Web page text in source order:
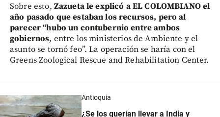
Sobre esto, Zazueta le explicó a EL COLOMBIANO el
año pasado que estaban los recursos, pero al
parecer “hubo un contubernio entre ambos
gobiernos, entre los ministerios de Ambiente y el
asunto se tornó feo”. La operación se haría con el
Greens Zoological Rescue and Rehabilitation Center.
Antioquia
¿Se los querían llevar a India y